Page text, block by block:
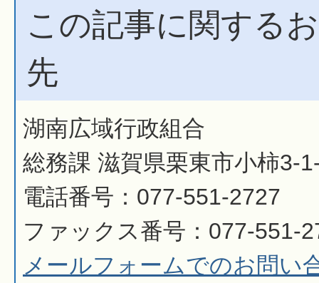
この記事に関する
先
湖南広域行政組合
総務課 滋賀県栗東市小柿3-
電話番号：077-551-2727
ファックス番号：077-551-
メールフォームでのお問い